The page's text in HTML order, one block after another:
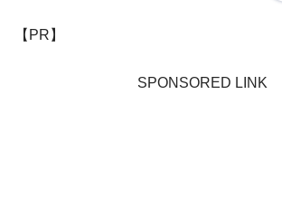
【PR】
SPONSORED LINK